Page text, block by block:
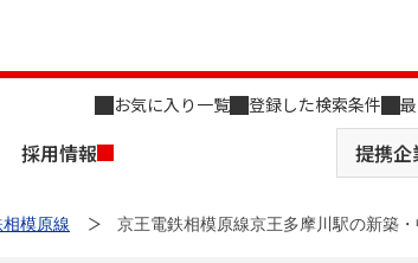
お気に入り一覧 登録した検索条件
採用情報 提携企
模原線 京王電鉄相模原線京王多摩川駅の新築